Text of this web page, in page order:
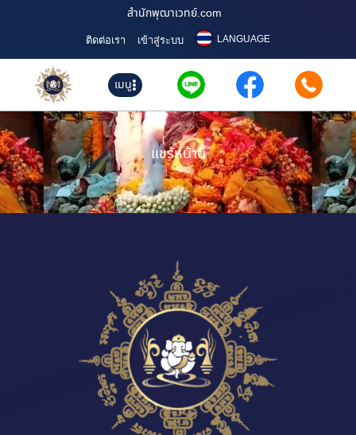
สำนักพุฒาเวทย์.com
ติดต่อเรา เข้าสู่ระบบ LANGUAGE
เมนู
แชร์หน้านี้